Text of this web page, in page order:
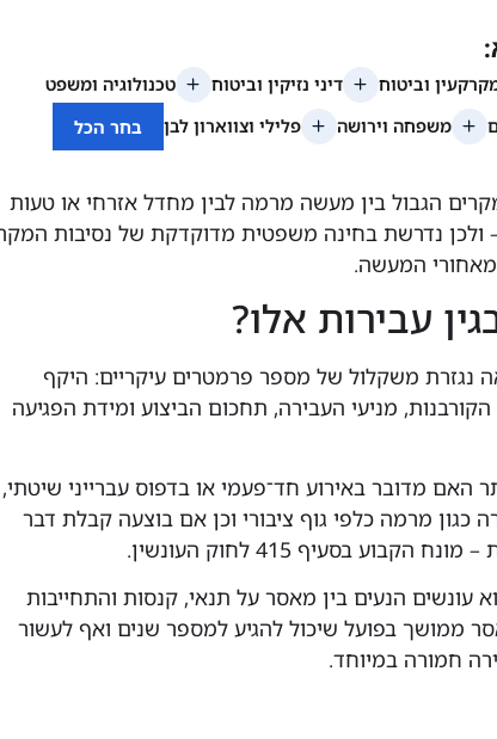
הגבול בין מעשה מרמה לבין מחדל אזרחי או טעות
ולכן נדרשת בחינה משפטית מדוקדקת של נסיבות
מאחורי המעשה.
עבירות אלו?
נגזרת משקלול של מספר פרמטרים עיקריים: היקף
מניעי העבירה, תחכום הביצוע ומידת הפגיעה
האם מדובר באירוע חד־פעמי או בדפוס עברייני שיטתי,
כגון מרמה כלפי גוף ציבורי וכן אם בוצעה קבלת דבר
בסעיף 415 לחוק העונשין.
עונשים הנעים בין מאסר על תנאי, קנסות והתחייבות
ממושך בפועל שיכול להגיע למספר שנים ואף לעשור
חמורה במיוחד.